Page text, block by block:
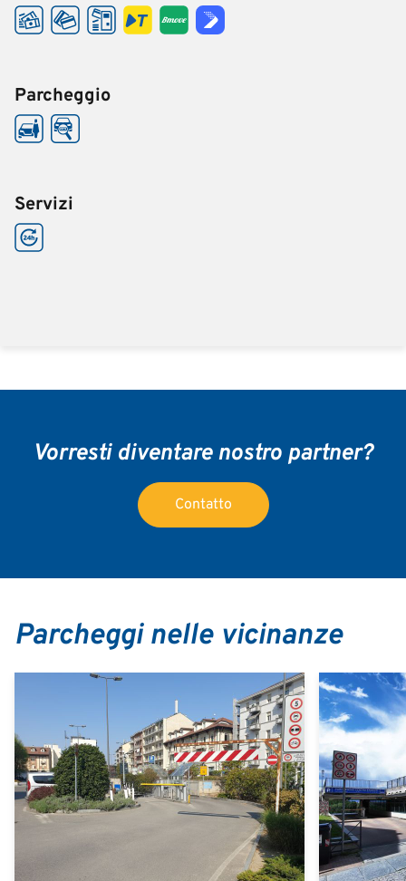
Parcheggio
Servizi
Vorresti diventare nostro partner?
Contatto
Parcheggi nelle vicinanze